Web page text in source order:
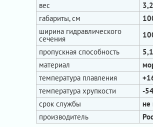
вес
габариты, см
ширина гидравлического
сечения
пропускная способность
материал
температура плавления
температура хрупкости
-
срок службы
не
производитель